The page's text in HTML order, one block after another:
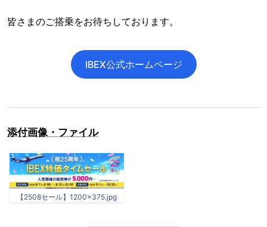
皆さまのご搭乗をお待ちしております。
IBEX公式ホームページ
添付画像・ファイル
【2508セール】1200×375.jpg